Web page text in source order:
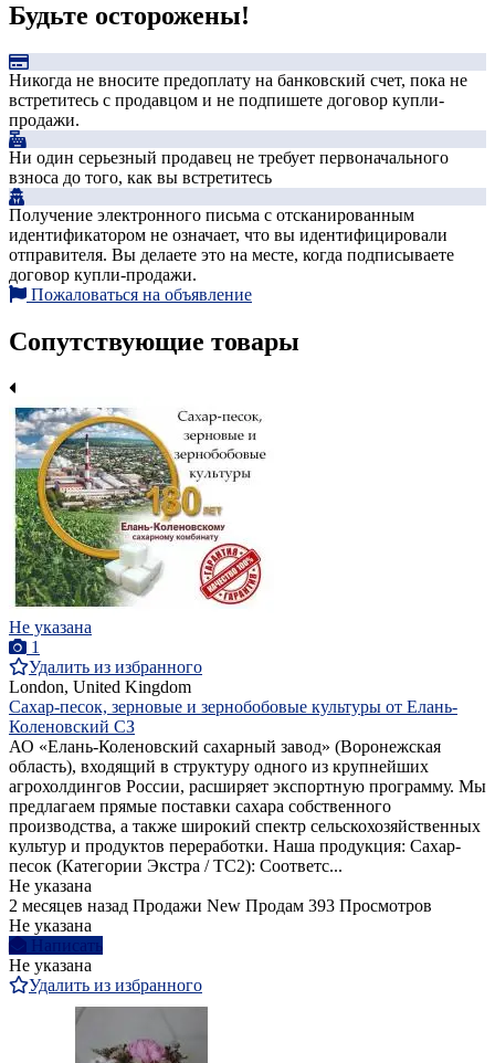
Будьте осторожены!
Никогда не вносите предоплату на банковский счет, пока не
встретитесь с продавцом и не подпишете договор купли-
продажи.
Ни один серьезный продавец не требует первоначального
взноса до того, как вы встретитесь
Получение электронного письма с отсканированным
идентификатором не означает, что вы идентифицировали
отправителя. Вы делаете это на месте, когда подписываете
договор купли-продажи.
Пожаловаться на объявление
Сопутствующие товары
Не указана
1
Удалить из избранного
London, United Kingdom
Сахар-песок, зерновые и зернобобовые культуры от Елань-
Коленовский СЗ
АО «Елань-Коленовский сахарный завод» (Воронежская
область), входящий в структуру одного из крупнейших
агрохолдингов России, расширяет экспортную программу. Мы
предлагаем прямые поставки сахара собственного
производства, а также широкий спектр сельскохозяйственных
культур и продуктов переработки. Наша продукция: Сахар-
песок (Категории Экстра / ТС2): Соответс...
Не указана
2 месяцев назад Продажи New Продам 393 Просмотров
Не указана
Написать
Не указана
Удалить из избранного